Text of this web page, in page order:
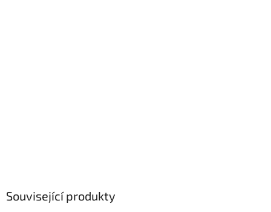
Související produkty